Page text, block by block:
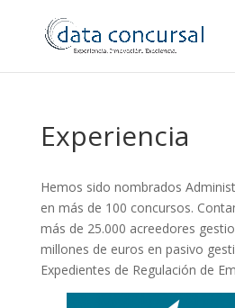
Experiencia
Hemos sido nombrados
en más de 100 concursos.
más de 25.000 acreedores
millones de euros en pasivo
Expedientes de Regulación de